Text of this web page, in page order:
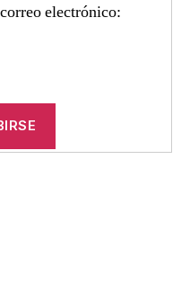
electrónico: